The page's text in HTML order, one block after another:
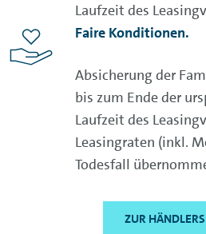
Laufzeit des
Faire Konditionen.
Absicherung der
bis zum Ende der
Laufzeit des
Leasingraten (inkl.
Todesfall
ZUR